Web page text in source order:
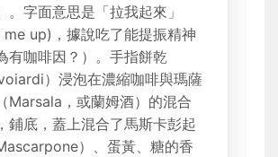
。字面意思是「拉我起來」
up)，據說吃了能提振精神
有咖啡因？）。手指餅乾
）浸泡在濃縮咖啡與瑪薩
Marsala，或蘭姆酒）的混合
鋪底，蓋上混合了馬斯卡彭起
）、蛋黃、糖的香